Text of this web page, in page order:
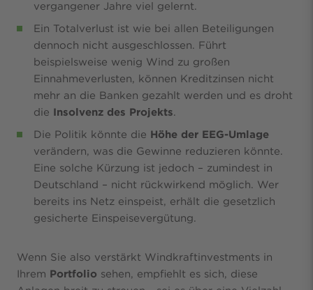
vergangener Jahre viel gelernt.
Ein Totalverlust ist wie bei allen Beteiligungen
dennoch nicht ausgeschlossen. Führt
beispielsweise wenig Wind zu großen
Einnahmeverlusten, können Kreditzinsen nicht
mehr an die Banken gezahlt werden und es droht
die Insolvenz des Projekts.
Die Politik könnte die Höhe der EEG-Umlage
verändern, was die Gewinne reduzieren könnte.
Eine solche Kürzung ist jedoch – zumindest in
Deutschland – nicht rückwirkend möglich. Wer
bereits ins Netz einspeist, erhält die gesetzlich
gesicherte Einspeisevergütung.
Wenn Sie also verstärkt Windkraftinvestments in
Ihrem Portfolio sehen, empfiehlt es sich, diese